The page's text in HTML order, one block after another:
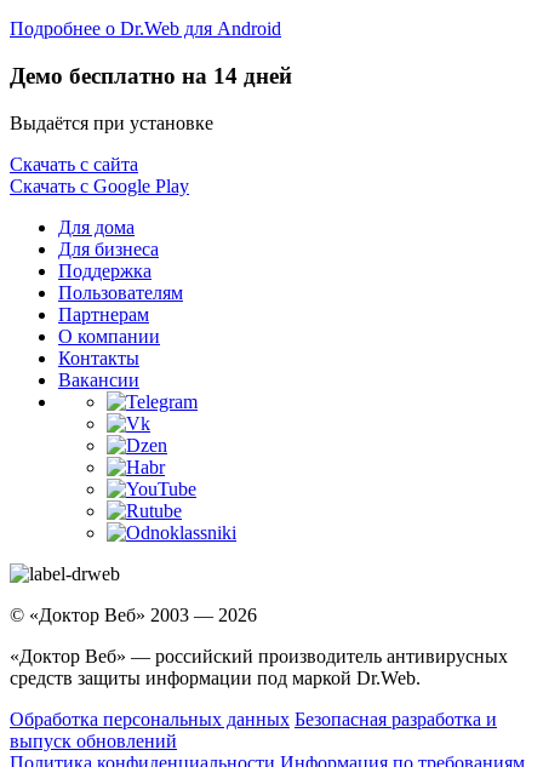
Подробнее о Dr.Web для Android
Демо бесплатно на 14 дней
Выдаётся при установке
Скачать с сайта
Скачать с Google Play
Для дома
Для бизнеса
Поддержка
Пользователям
Партнерам
О компании
Контакты
Вакансии
© «Доктор Веб» 2003 — 2026
«Доктор Веб» — российский производитель антивирусных
средств защиты информации под маркой Dr.Web.
Обработка персональных данных Безопасная разработка и
выпуск обновлений
Политика конфиденциальности Информация по требованиям